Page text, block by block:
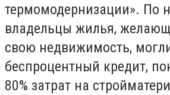
термомодернизации». По
владельцы жилья,
свою недвижимость,
беспроцентный кредит,
80% затрат на